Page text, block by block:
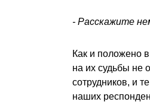
- Расскажите
Как и положено
на их судьбы не
сотрудников, и
наших